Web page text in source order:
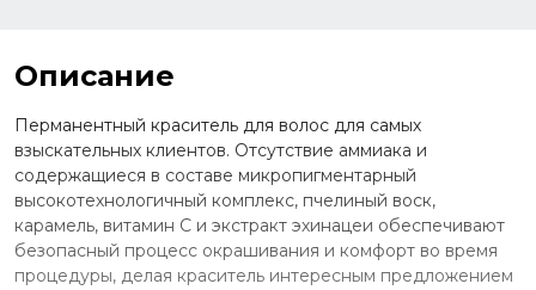
Описание
Перманентный краситель для волос для самых
взыскательных клиентов. Отсутствие аммиака и
содержащиеся в составе микропигментарный
высокотехнологичный комплекс, пчелиный воск,
карамель, витамин С и экстракт эхинацеи обеспечивают
безопасный процесс окрашивания и комфорт во время
процедуры, делая краситель интересным предложением